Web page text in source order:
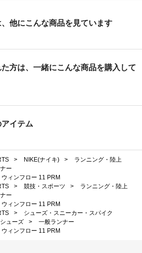
他にこんな商品を見ています
方は、一緒にこんな商品を購入して
イテム
> NIKE(ナイキ) >
ランニング・陸上
ー
ィンフロー 11 PRM
> 競技・スポーツ >
ランニング・陸上
ー
ィンフロー 11 PRM
>
シューズ・スニーカー・スパイク
シューズ >
一般ランナー
ィンフロー 11 PRM